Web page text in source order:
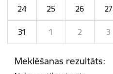
24 25 26 27
31 1 2 3
Meklēšanas rezultāts: